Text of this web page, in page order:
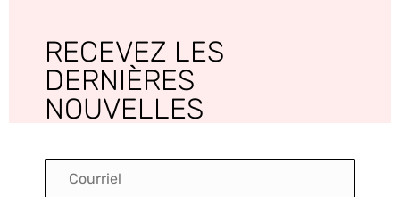
RECEVEZ LES
DERNIÈRES
NOUVELLES